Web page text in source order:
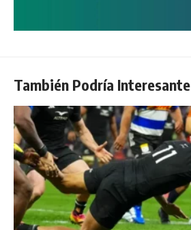
También Podría Interesante